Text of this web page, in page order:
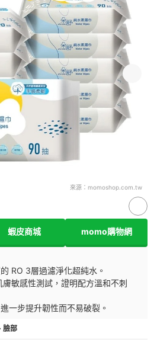
來源： momoshop.com.tw
蝦皮商城 momo購物網
RO 3層過濾淨化超純水。
敏感性測試，證明配方溫和不刺
一步提升韌性而不易破裂。
臉部